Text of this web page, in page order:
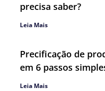
precisa saber?
Leia Mais
Precificação de
em 6 passos
Leia Mais